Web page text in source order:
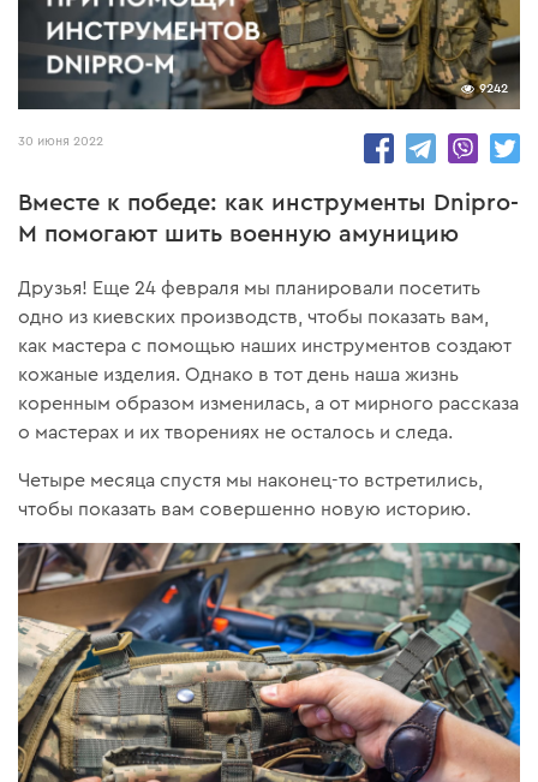
9242
30 июня 2022
Вместе к победе: как инструменты Dnipro-
M помогают шить военную амуницию
Друзья! Еще 24 февраля мы планировали посетить
одно из киевских производств, чтобы показать вам,
как мастера с помощью наших инструментов создают
кожаные изделия. Однако в тот день наша жизнь
коренным образом изменилась, а от мирного рассказа
о мастерах и их творениях не осталось и следа.
Четыре месяца спустя мы наконец-то встретились,
чтобы показать вам совершенно новую историю.